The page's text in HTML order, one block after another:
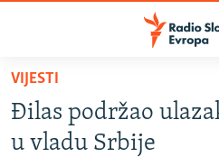
Pređite
glavni
sadržaj
VIJESTI
BOSNA I HERCEGOVINA
VIJESTI
Đilas podržao
u vladu Srbije